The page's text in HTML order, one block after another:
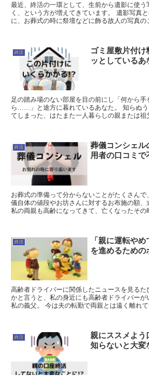
最近、終活の一環として、生前から遺影に使う
く、という方が増えてきています。 遺影写真とは、ご存じのよう
に、お葬式の時に祭壇などに飾る故人の写真のこと。 葬儀
終活
ゴミ屋敷片付
ッとしているあ
足の踏み場のない部屋を目の前にし「何から
ら……」と途方に暮れているあなた。 知らぬうちに自分でしでかし
てしまった、はたまた一人暮らしの親または祖
終活
葬儀コンシェル
用者の口コミで
お葬式の準備って分からないことがたくさんで
儀自体の値段やお坊さんに対するお布施の額、
私の両親も高齢になってきて、亡くなったその
終活
「親に運転や
を進めるための
高齢者ドライバーに関係したニュースを見るたび
かと言うと、私の身近にも高齢者ドライバーがいたか
私の義父。 今は夫の転勤で両親とは遠く離れていますが、当時は実
終活
親にススメよう
知らないと大変